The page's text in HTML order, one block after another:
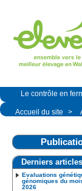
Le contrôle en
Accueil du site >
Derniers
Evaluations
génomiques du
2026